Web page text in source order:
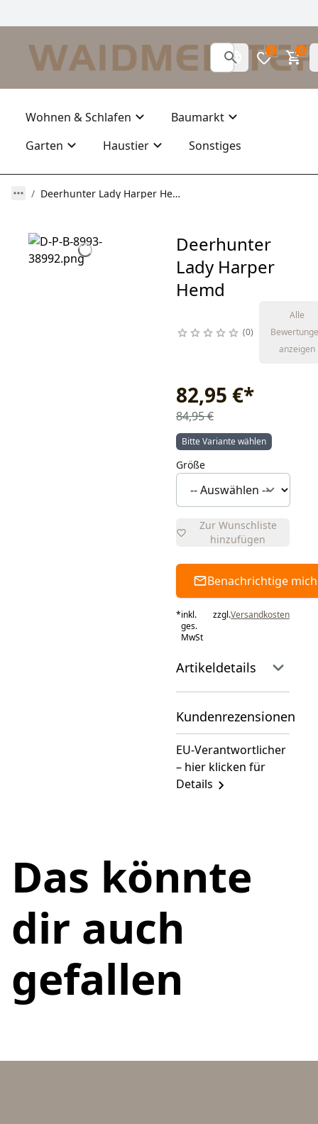
0 0
Wohnen & Schlafen
Baumarkt
Garten
Haustier Sonstiges
Deerhunter Lady Harper Hemd
Deerhunter
Lady Harper
Hemd
0
Alle
anzeigen
82,95 €*
84,95 €
Bitte Variante wählen
Größe
Zur Wunschliste
hinzufügen
Benachrichtige mich
*inkl.
ges.
MwSt
zzgl.Versandkosten
Artikeldetails
Kundenrezensionen
EU-Verantwortlicher
– hier klicken für
Details
Das könnte
dir auch
gefallen